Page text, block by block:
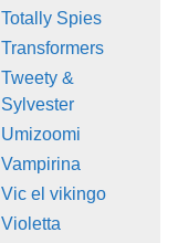
Totally Spies
Transformers
Tweety &
Sylvester
Umizoomi
Vampirina
Vic el vikingo
Violetta